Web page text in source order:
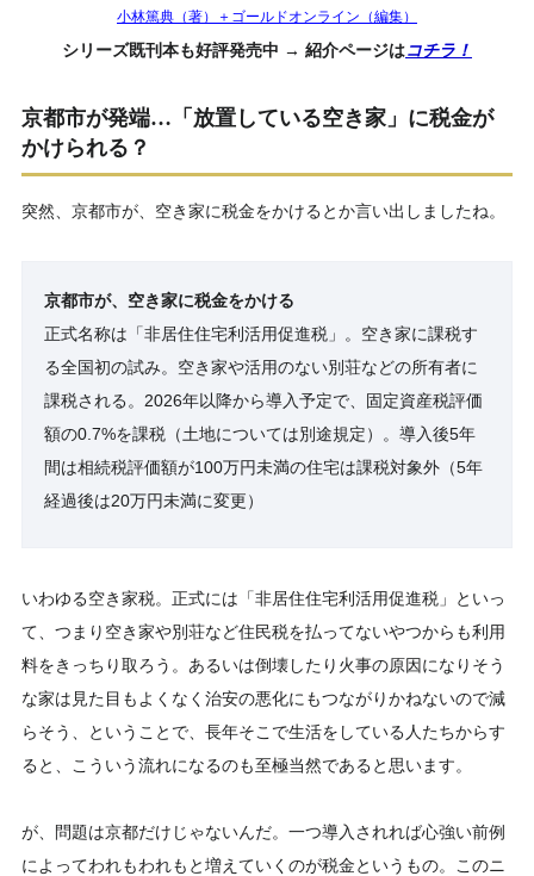
小林篤典（著）＋ゴールドオンライン（編集）
シリーズ既刊本も好評発売中 → 紹介ページはコチラ！
京都市が発端…「放置している空き家」に税金が
かけられる？
突然、京都市が、空き家に税金をかけるとか言い出しましたね。
京都市が、空き家に税金をかける
正式名称は「非居住住宅利活用促進税」。空き家に課税す
る全国初の試み。空き家や活用のない別荘などの所有者に
課税される。2026年以降から導入予定で、固定資産税評価
額の0.7%を課税（土地については別途規定）。導入後5年
間は相続税評価額が100万円未満の住宅は課税対象外（5年
経過後は20万円未満に変更）
いわゆる空き家税。正式には「非居住住宅利活用促進税」といっ
て、つまり空き家や別荘など住民税を払ってないやつからも利用
料をきっちり取ろう。あるいは倒壊したり火事の原因になりそう
な家は見た目もよくなく治安の悪化にもつながりかねないので減
らそう、ということで、長年そこで生活をしている人たちからす
ると、こういう流れになるのも至極当然であると思います。
が、問題は京都だけじゃないんだ。一つ導入されれば心強い前例
によってわれもわれもと増えていくのが税金というもの。このニ